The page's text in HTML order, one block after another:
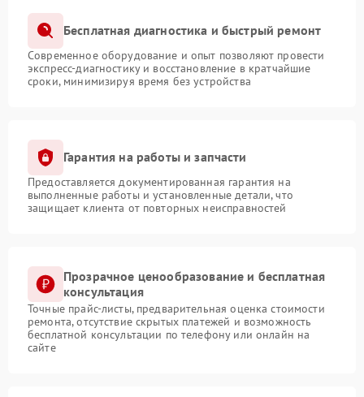
Бесплатная диагностика и быстрый ремонт
Современное оборудование и опыт позволяют провести
экспресс-диагностику и восстановление в кратчайшие
сроки, минимизируя время без устройства
Гарантия на работы и запчасти
Предоставляется документированная гарантия на
выполненные работы и установленные детали, что
защищает клиента от повторных неисправностей
Прозрачное ценообразование и бесплатная
консультация
Точные прайс-листы, предварительная оценка стоимости
ремонта, отсутствие скрытых платежей и возможность
бесплатной консультации по телефону или онлайн на
сайте